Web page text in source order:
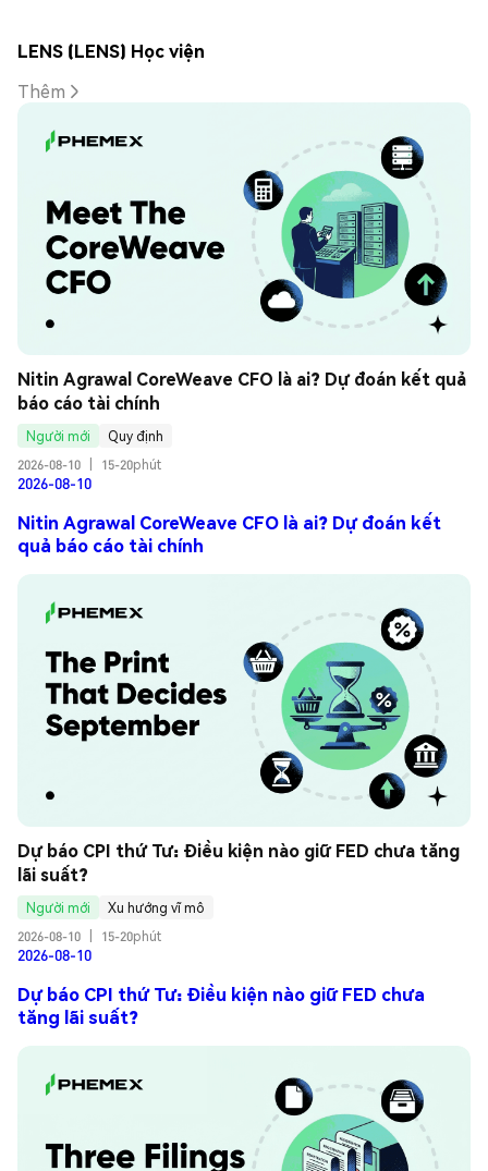
LENS (LENS) Học viện
Thêm
Nitin Agrawal CoreWeave CFO là ai? Dự đoán kết quả
báo cáo tài chính
Người mới
Quy định
2026-08-10
15-20phút
2026-08-10
Nitin Agrawal CoreWeave CFO là ai? Dự đoán kết
quả báo cáo tài chính
Dự báo CPI thứ Tư: Điều kiện nào giữ FED chưa tăng
lãi suất?
Người mới
Xu hướng vĩ mô
2026-08-10
15-20phút
2026-08-10
Dự báo CPI thứ Tư: Điều kiện nào giữ FED chưa
tăng lãi suất?